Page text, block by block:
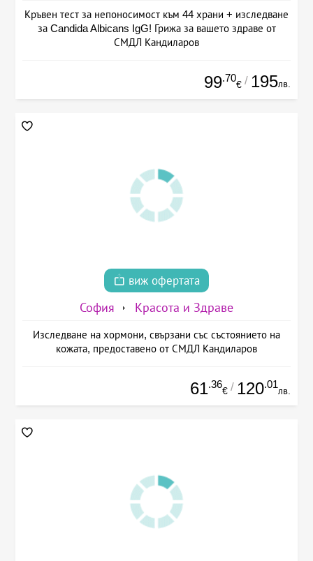
Кръвен тест за непоносимост към 44 храни + изследване
за Candida Albicans IgG! Грижа за вашето здраве от
СМДЛ Кандиларов
99.70
€ / 195лв.
виж офертата
София Красота и Здраве
Изследване на хормони, свързани със състоянието на
кожата, предоставено от СМДЛ Кандиларов
61.36
€ / 120.01
лв.